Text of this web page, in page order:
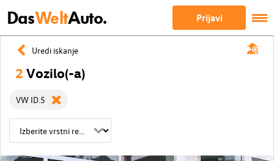
DasWeltAuto. Prijavi
Uredi iskanje
2 Vozilo(-a)
VW ID.5